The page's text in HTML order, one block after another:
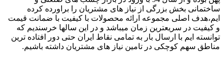
ساختمانی بخش بزرگی از نیاز های مشتریان را براورده کرده
ایم،هدف اصلی مجموعه ارائه محصولات با کیفیت با ضمانت قیمت
و کیفیت در سریعترین زمان میباشد و در این سالها خرسندیم که
توانسته ایم با ارسال بار به تمامی نقاط ایران حتی دور افتاده ترین
مناطق سهم کوچکی در تامین نیاز های مشتریان داشته باشیم.